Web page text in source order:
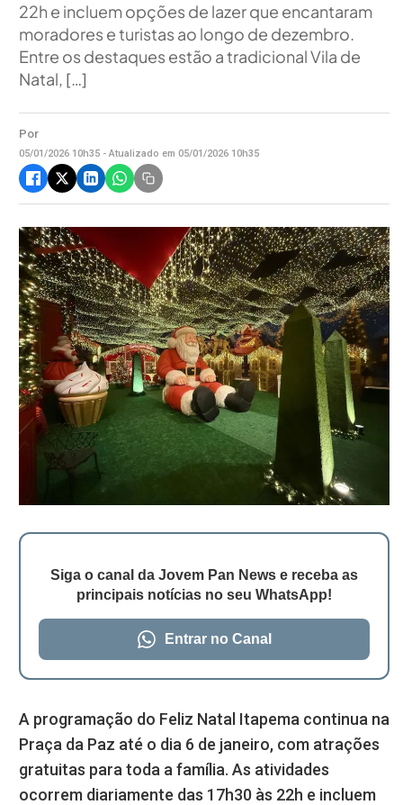
22h e incluem opções de lazer que encantaram
moradores e turistas ao longo de dezembro.
Entre os destaques estão a tradicional Vila de
Natal, […]
Por
05/01/2026 10h35 - Atualizado em 05/01/2026 10h35
Siga o canal da Jovem Pan News e receba as
principais notícias no seu WhatsApp!
Entrar no Canal
A programação do Feliz Natal Itapema continua na
Praça da Paz até o dia 6 de janeiro, com atrações
gratuitas para toda a família. As atividades
ocorrem diariamente das 17h30 às 22h e incluem